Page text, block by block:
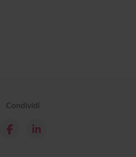
Condividi